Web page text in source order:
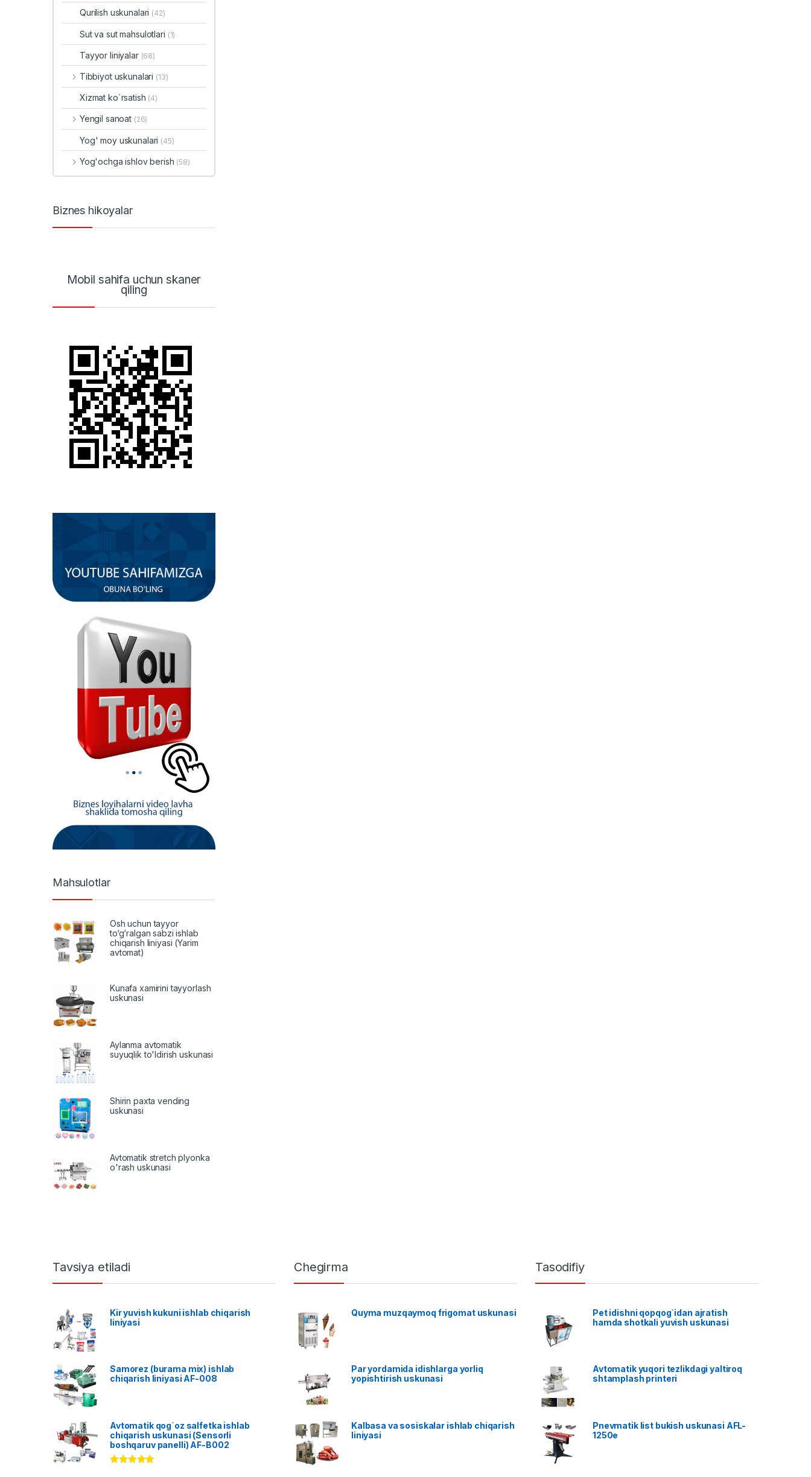
Qurilish uskunalari (42)
Sut va sut mahsulotlari (1)
Tayyor liniyalar (68)
Tibbiyot uskunalari (13)
Xizmat ko`rsatish (4)
Yengil sanoat (26)
Yog' moy uskunalari (45)
Yog'ochga ishlov berish (58)
Biznes hikoyalar
Mobil sahifa uchun skaner
qiling
Mahsulotlar
Osh uchun tayyor
to‘g‘ralgan sabzi ishlab
chiqarish liniyasi (Yarim
avtomat)
Kunafa xamirini tayyorlash
uskunasi
Aylanma avtomatik
suyuqlik to'ldirish uskunasi
Shirin paxta vending
uskunasi
Avtomatik stretch plyonka
o'rash uskunasi
Tavsiya etiladi
Kir yuvish kukuni ishlab chiqarish
liniyasi
Samorez (burama mix) ishlab
chiqarish liniyasi AF-008
Avtomatik qog`oz salfetka ishlab
chiqarish uskunasi (Sensorli
boshqaruv panelli) AF-B002
Chegirma
Quyma muzqaymoq frigomat uskunasi
Par yordamida idishlarga yorliq
yopishtirish uskunasi
Kalbasa va sosiskalar ishlab chiqarish
liniyasi
Tasodifiy
Pet idishni qopqog`idan ajratish
hamda shotkali yuvish uskunasi
Avtomatik yuqori tezlikdagi yaltiroq
shtamplash printeri
Pnevmatik list bukish uskunasi AFL-
1250e